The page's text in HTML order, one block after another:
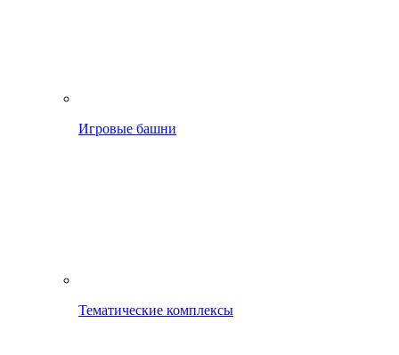
Игровые башни
Тематические комплексы